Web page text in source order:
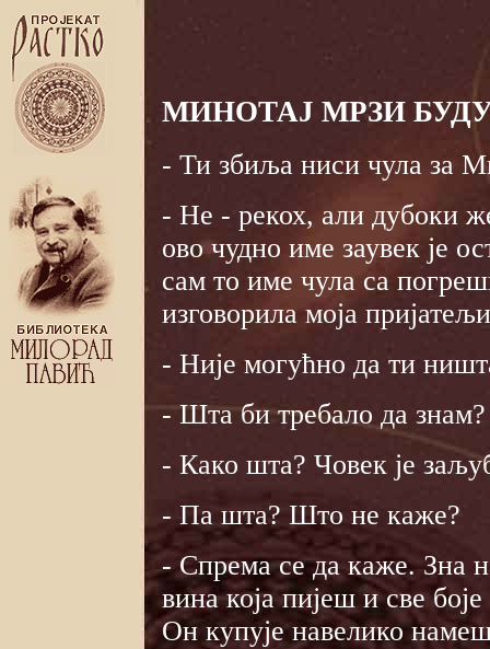
МИНОТАЈ МРЗИ
- Ти збиља ниси чула за
- Не - рекох, али дубоки
ово чудно име заувек је
сам то име чула са
изговорила моја
- Није могућно да ти
- Шта би требало да знам?
- Како шта? Човек је
- Па шта? Што не каже?
- Спрема се да каже. Зна
вина која пијеш и све
Он купује навелико